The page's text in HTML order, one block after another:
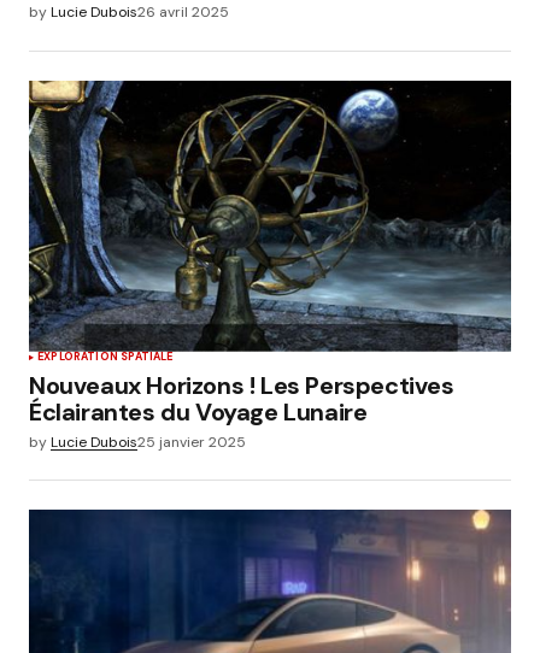
byLucie Dubois26 avril 2025
EXPLORATION SPATIALE
Nouveaux Horizons ! Les Perspectives
Éclairantes du Voyage Lunaire
byLucie Dubois25 janvier 2025